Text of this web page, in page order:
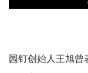
园钉创始人王旭曾